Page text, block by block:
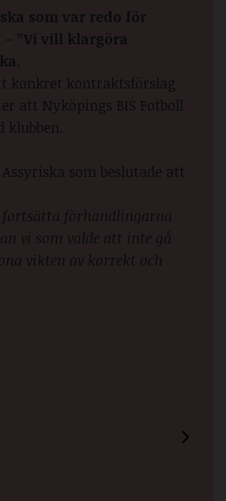
som var redo för
– ”Vi vill klargöra
.
konkret kontraktsförslag
att Nyköpings BIS Fotboll
klubben.
som beslutade att
fortsätta förhandlingarna
vi som valde att inte gå
vikten av korrekt och